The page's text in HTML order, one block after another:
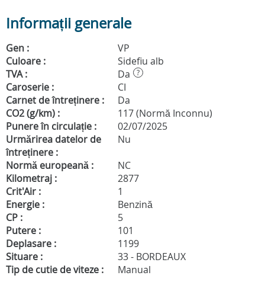
Informații generale
Gen :
VP
Culoare :
Sidefiu alb
TVA :
Da ?
Caroserie :
CI
Carnet de întreținere :
Da
CO2 (g/km) :
117 (Normă Inconnu)
Punere în circulație :
02/07/2025
Urmărirea datelor de
întreținere :
Nu
Normă europeană :
NC
Kilometraj :
2877
Crit'Air :
1
Energie :
Benzină
CP :
5
Putere :
101
Deplasare :
1199
Situare :
33 - BORDEAUX
Tip de cutie de viteze :
Manual